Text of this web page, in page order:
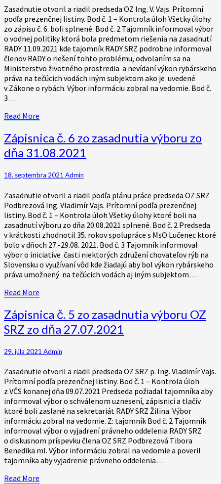
zo
dňa
24.09.2021
Zasadnutie otvoril a riadil predseda OZ Ing. V. Vajs. Prítomní
podľa prezenčnej listiny. Bod č. 1 – Kontrola úloh Všetky úlohy
zo zápisu č. 6. boli splnené. Bod č. 2 Tajomník informoval výbor
o vodnej politiky ktorá bola predmetom riešenia na zasadnutí
RADY 11.09.2021 kde tajomník RADY SRZ podrobne informoval
členov RADY o riešení tohto problému, odvolaním sa na
Ministerstvo životného prostredia a nevídaní výkon rybárskeho
práva na tečúcich vodách iným subjektom ako je uvedené
v Zákone o rybách. Výbor informáciu zobral na vedomie. Bod č.
3…
Read More
Zápisnica
č.
6
zasadnutia
zo
dňa
31.08.2021
Zápisnica č. 6 zo zasadnutia výboru zo
dňa 31.08.2021
18. septembra 2021 Admin
Zasadnutie otvoril a riadil podľa plánu práce predseda OZ SRZ
Podbrezová Ing. Vladimír Vajs. Prítomní podľa prezenčnej
listiny. Bod č. 1 – Kontrola úloh Všetky úlohy ktoré boli na
zasadnutí výboru zo dňa 20.08.2021 splnené. Bod č. 2 Predseda
v krátkosti zhodnotil 35. rokov spolupráce s MsO Lučenec ktoré
bolo v dňoch 27.-29.08. 2021. Bod č. 3 Tajomník informoval
výbor o iniciatíve časti niektorých združení chovateľov rýb na
Slovensku o využívaní vôd kde žiadajú aby bol výkon rybárskeho
práva umožnený na tečúcich vodách aj iným subjektom…
Read More
Zápisnica
č.
5
zasadnutia
OZ
SRZ
zo
dňa
27.07.2021
Zápisnica č. 5 zo zasadnutia výboru OZ
SRZ zo dňa 27.07.2021
29. júla 2021 Admin
Zasadnutie otvoril a riadil predseda OZ SRZ p. Ing. Vladimír Vajs.
Prítomní podľa prezenčnej listiny. Bod č. 1 – Kontrola úloh
z VČS konanej dňa 09.07.2021 Predseda požiadal tajomníka aby
informoval výbor o schválenom uznesení, zápisnici a tlačív
ktoré boli zaslané na sekretariát RADY SRZ Žilina. Výbor
informáciu zobral na vedomie. Z: tajomník Bod č. 2 Tajomník
informoval výbor o vyjadrení právneho oddelenia RADY SRZ
o diskusnom príspevku člena OZ SRZ Podbrezová Tibora
Benedika ml. Výbor informáciu zobral na vedomie a poveril
tajomníka aby vyjadrenie právneho oddelenia…
Read More